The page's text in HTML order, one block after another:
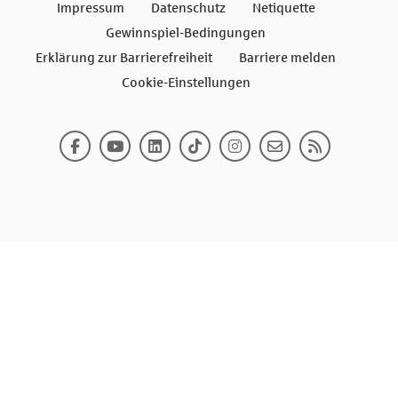
Impressum Datenschutz
Netiquette
Gewinnspiel-Bedingungen
Erklärung zur Barrierefreiheit
Barriere melden
Cookie-Einstellungen